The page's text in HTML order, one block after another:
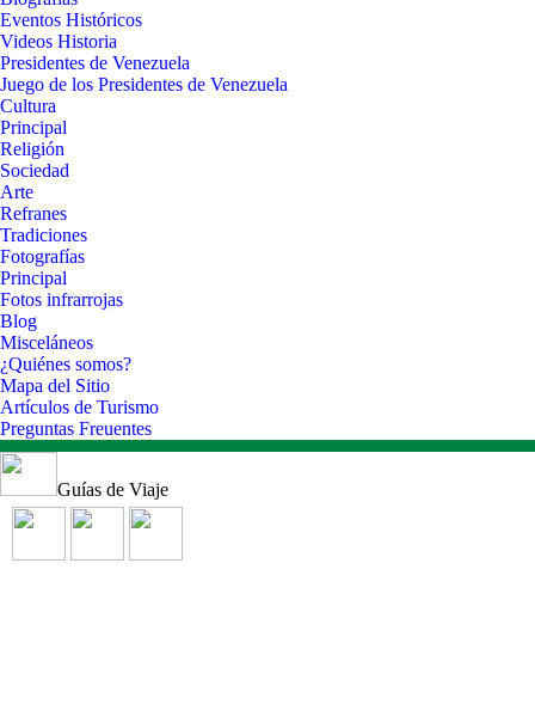
Eventos Históricos
Videos Historia
Presidentes de Venezuela
Juego de los Presidentes de Venezuela
Cultura
Principal
Religión
Sociedad
Arte
Refranes
Tradiciones
Fotografías
Principal
Fotos infrarrojas
Blog
Misceláneos
¿Quiénes somos?
Mapa del Sitio
Artículos de Turismo
Preguntas Freuentes
Guías de Viaje